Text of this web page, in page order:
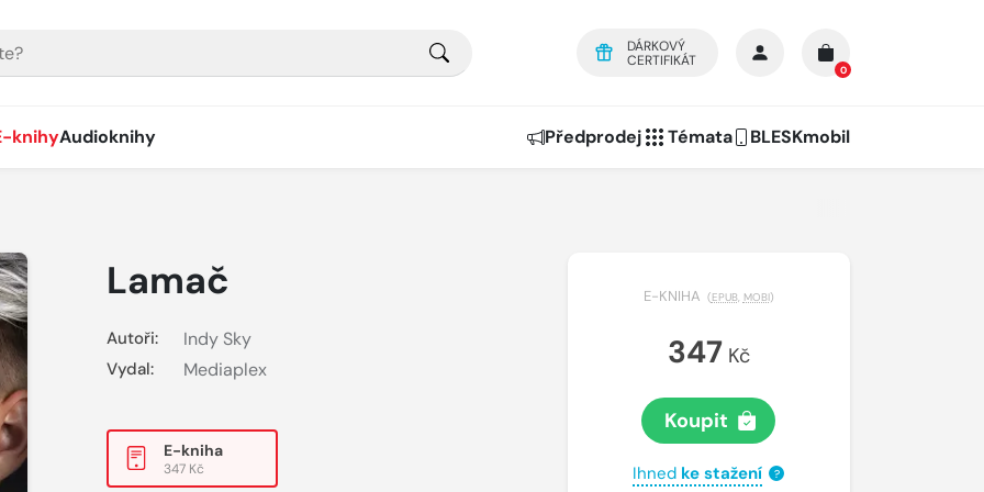
DÁRKOVÝ
CERTIFIKÁT
0
knihyAudioknihy Předprodej Témata BLESKmobil
Lamač
Autoři: Indy Sky
Vydal: Mediaplex
E-kniha
347 Kč
E-KNIHA (EPUB, MOBI)
347 Kč
Koupit
Ihned ke stažení ?